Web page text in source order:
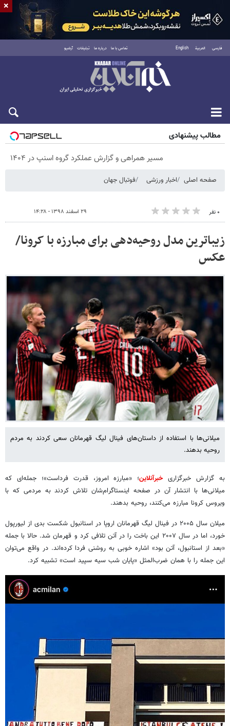
فارسی العربية English تماس با ما درباره ما تبلیغات آرشیو
پنجشنبه ۱۵ مرداد ۱۴۰۵
مطالب پیشنهادی
مسیر همراهی و گزارش عملکرد گروه اسنپ در ۱۴۰۴
صفحه اصلی اخبار ورزشی فوتبال جهان
۰ نفر ۲۹ اسفند ۱۳۹۸ - ۱۴:۲۸
زیباترین مدل روحیه‌دهی برای مبارزه با کرونا/
عکس
میلانی‌ها با استفاده از داستان‌های فینال لیگ قهرمانان سعی کردند به مردم
روحیه بدهند.
به گزارش خبرگزاریخبرآنلاین؛ «مبارزه امروز، قدرت فرداست»؛ جمله‌ای که
میلانی‌ها با انتشار آن در صفحه اینستاگرام‌شان تلاش کردند به مردمی که با
ویروس کرونا مبارزه می‌کنند، روحیه بدهند.
میلان سال ۲۰۰۵ در فینال لیگ قهرمانان اروپا در استانبول شکست بدی از لیورپول
خورد، اما در سال ۲۰۰۷ این باخت را در آتن تلافی کرد و قهرمان شد. حالا با جمله
«بعد از استانبول، آتن بود» اشاره خوبی به روشنی فردا کرده‌اند. در واقع می‌توان
این جمله را با همان ضرب‌المثل «پایان شب سیه سپید است» تشبیه کرد.
×